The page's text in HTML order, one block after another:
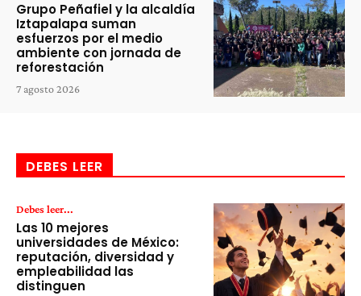
Grupo Peñafiel y la alcaldía
Iztapalapa suman
esfuerzos por el medio
ambiente con jornada de
reforestación
7 agosto 2026
DEBES LEER
Debes leer...
Las 10 mejores
universidades de México:
reputación, diversidad y
empleabilidad las
distinguen